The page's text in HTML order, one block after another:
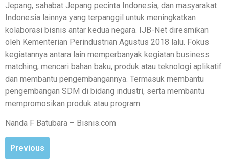
Jepang, sahabat Jepang pecinta Indonesia, dan masyarakat
Indonesia lainnya yang terpanggil untuk meningkatkan
kolaborasi bisnis antar kedua negara. IJB-Net diresmikan
oleh Kementerian Perindustrian Agustus 2018 lalu. Fokus
kegiatannya antara lain memperbanyak kegiatan business
matching, mencari bahan baku, produk atau teknologi aplikatif
dan membantu pengembangannya. Termasuk membantu
pengembangan SDM di bidang industri, serta membantu
mempromosikan produk atau program.
Nanda F Batubara – Bisnis.com
Previous